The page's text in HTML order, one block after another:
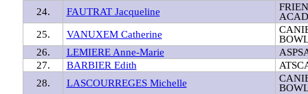
24.
FAUTRAT Jacqueline
25.
VANUXEM Catherine
26.
LEMIERE Anne-Marie
27.
BARBIER Edith
28.
LASCOURREGES Michelle